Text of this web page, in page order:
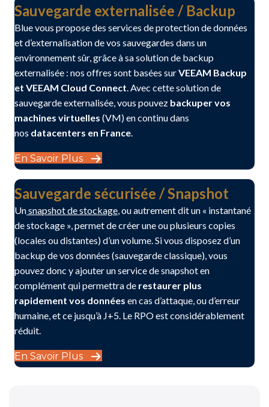
Sauvegarde externalisée / Backup
Blue vous propose des services de protection de données
et d’externalisation de vos sauvegardes dans un
environnement sûr, grâce à sa solution de backup
externalisée : nos offres sont basées surVEEAM Backup
et VEEAM Cloud Connect . Avec cette solution de
sauvegarde externalisée, vous pouvez backuper vos
machines virtuelles (VM) en continu dans
nos datacenters en France
En Savoir Plus
Sauvegarde sécurisée / Snapshot
Unsnapshot de stockage , ou autrement dit un « instantané
de stockage », permet de créer une ou plusieurs copies
(locales ou distantes) d’un volume. Si vous disposez d’un
backup de vos données (sauvegarde classique), vous
pouvez donc y ajouter un service de snapshot en
complément qui permettra de restaurer plus
rapidement vos données en cas d’attaque, ou d’erreur
humaine, et ce jusqu’à J+5. Le RPO est considérablement
réduit.
En Savoir Plus